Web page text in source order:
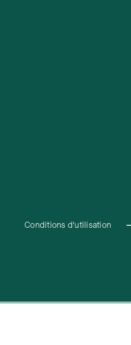
Conditions d'utilisation